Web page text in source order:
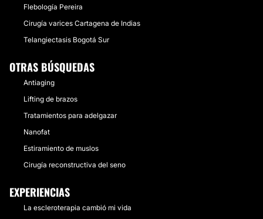
Flebología Pereira
Cirugía varices Cartagena de Indias
Telangiectasis Bogotá Sur
OTRAS BÚSQUEDAS
Antiaging
Lifting de brazos
Tratamientos para adelgazar
Nanofat
Estiramiento de muslos
Cirugía reconstructiva del seno
EXPERIENCIAS
La escleroterapia cambió mi vida